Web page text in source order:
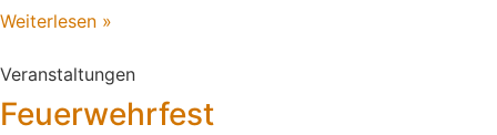
Weiterlesen »
Veranstaltungen
Feuerwehrfest